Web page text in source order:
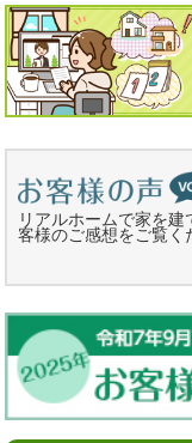
リアルホームで家を建
客様のご感想をご覧く